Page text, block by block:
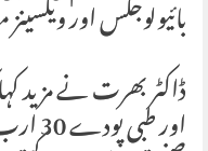
بائیولوجکس اور
ڈاکٹر بھرت نے مزید
اور